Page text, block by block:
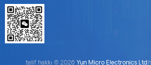
telif hakkı © 2026 Yun Micro Electronics Ltd